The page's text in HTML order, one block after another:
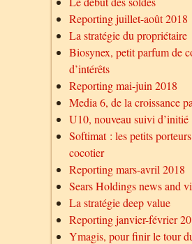
Reporting juillet-août 2018
La stratégie du propriétaire
Biosynex, petit parfum de
d’intérêts
Reporting mai-juin 2018
Media 6, de la croissance
U10, nouveau suivi d’initié
Softimat : les petits
cocotier
Reporting mars-avril 2018
Sears Holdings news and
La stratégie deep value
Reporting janvier-février
Ymagis, pour finir le tour